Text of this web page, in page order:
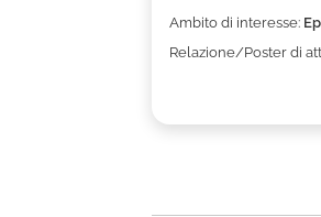
Ambito di interesse:
Relazione/Poster di